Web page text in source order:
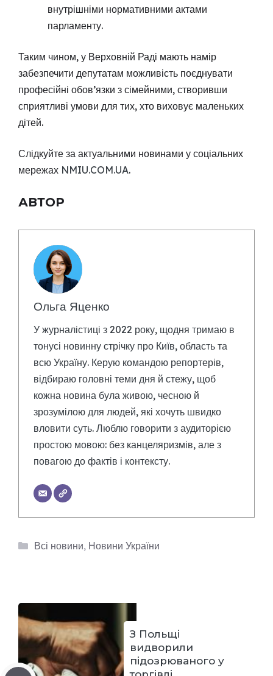
внутрішніми нормативними актами
парламенту.
Таким чином, у Верховній Раді мають намір
забезпечити депутатам можливість поєднувати
професійні обов’язки з сімейними, створивши
сприятливі умови для тих, хто виховує маленьких
дітей.
Слідкуйте за актуальними новинами у соціальних
мережах NMIU.COM.UA.
АВТОР
Ольга Яценко
У журналістиці з 2022 року, щодня тримаю в
тонусі новинну стрічку про Київ, область та
всю Україну. Керую командою репортерів,
відбираю головні теми дня й стежу, щоб
кожна новина була живою, чесною й
зрозумілою для людей, які хочуть швидко
вловити суть. Люблю говорити з аудиторією
простою мовою: без канцеляризмів, але з
повагою до фактів і контексту.
Категорії
Всі новини, Новини України
З Польщі
видворили
підозрюваного у